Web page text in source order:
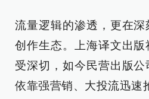
流量逻辑的渗透，更在
创作生态。上海译文出
受深切，如今民营出版公
依靠强营销、大投流迅速